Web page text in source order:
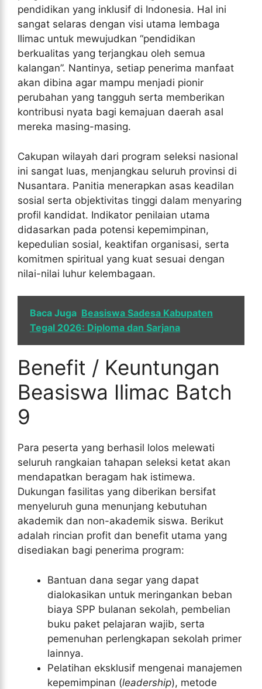
pendidikan yang inklusif di Indonesia. Hal ini
sangat selaras dengan visi utama lembaga
Ilimac untuk mewujudkan “pendidikan
berkualitas yang terjangkau oleh semua
kalangan”. Nantinya, setiap penerima manfaat
akan dibina agar mampu menjadi pionir
perubahan yang tangguh serta memberikan
kontribusi nyata bagi kemajuan daerah asal
mereka masing-masing.
Cakupan wilayah dari program seleksi nasional
ini sangat luas, menjangkau seluruh provinsi di
Nusantara. Panitia menerapkan asas keadilan
sosial serta objektivitas tinggi dalam menyaring
profil kandidat. Indikator penilaian utama
didasarkan pada potensi kepemimpinan,
kepedulian sosial, keaktifan organisasi, serta
komitmen spiritual yang kuat sesuai dengan
nilai-nilai luhur kelembagaan.
Baca Juga Beasiswa Sadesa Kabupaten
Tegal 2026: Diploma dan Sarjana
Benefit / Keuntungan
Beasiswa Ilimac Batch
9
Para peserta yang berhasil lolos melewati
seluruh rangkaian tahapan seleksi ketat akan
mendapatkan beragam hak istimewa.
Dukungan fasilitas yang diberikan bersifat
menyeluruh guna menunjang kebutuhan
akademik dan non-akademik siswa. Berikut
adalah rincian profit dan benefit utama yang
disediakan bagi penerima program:
Bantuan dana segar yang dapat
dialokasikan untuk meringankan beban
biaya SPP bulanan sekolah, pembelian
buku paket pelajaran wajib, serta
pemenuhan perlengkapan sekolah primer
lainnya.
Pelatihan eksklusif mengenai manajemen
kepemimpinan (leadership), metode